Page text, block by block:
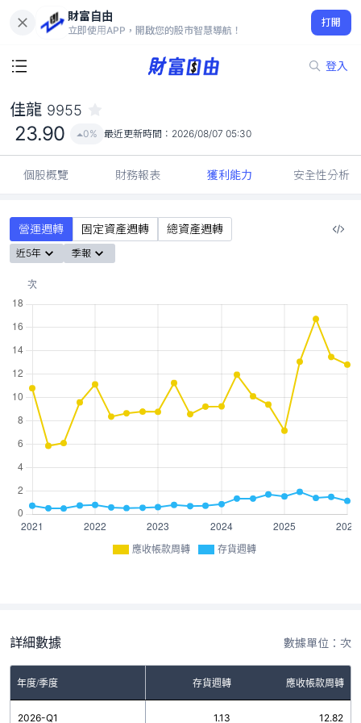
財富自由
立即使用APP，開啟您的股市智慧導航！
打開
登入
23.90
0%
佳龍 9955
23.90 0% 最近更新時間： 2026/08/07 05:30
個股概覽 財務報表 獲利能力 安全性分析
營運週轉 固定資產週轉 總資產週轉
近5年 季報
應收帳款周轉 存貨週轉
詳細數據 數據單位：次
年度/季度 存貨週轉 應收帳款周轉
2026-Q1 1.13 12.82